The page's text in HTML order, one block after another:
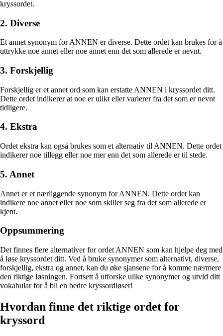
kryssordet.
2. Diverse
Et annet synonym for ANNEN er diverse. Dette ordet kan brukes for å
uttrykke noe annet eller noe annet enn det som allerede er nevnt.
3. Forskjellig
Forskjellig er et annet ord som kan erstatte ANNEN i kryssordet ditt.
Dette ordet indikerer at noe er ulikt eller varierer fra det som er nevnt
tidligere.
4. Ekstra
Ordet ekstra kan også brukes som et alternativ til ANNEN. Dette ordet
indikerer noe tillegg eller noe mer enn det som allerede er til stede.
5. Annet
Annet er et nærliggende synonym for ANNEN. Dette ordet kan
indikere noe annet eller noe som skiller seg fra det som allerede er
kjent.
Oppsummering
Det finnes flere alternativer for ordet ANNEN som kan hjelpe deg med
å løse kryssordet ditt. Ved å bruke synonymer som alternativt, diverse,
forskjellig, ekstra og annet, kan du øke sjansene for å komme nærmere
den riktige løsningen. Fortsett å utforske ulike synonymer og utvid ditt
vokabular for å bli en bedre kryssordløser!
Hvordan finne det riktige ordet for
kryssord